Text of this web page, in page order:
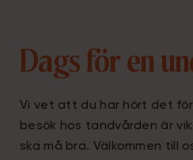
Dags för en
Vi vet att du har hört det
besök hos tandvården är
ska må bra. Välkommen till